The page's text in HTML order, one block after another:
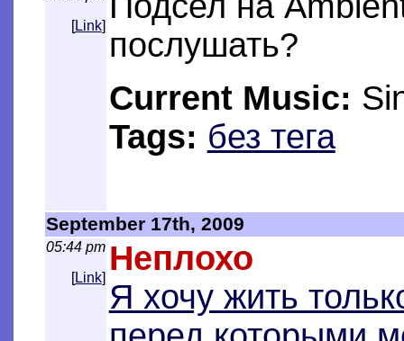
[Link]
послушать?
Current Music:
Tags: без тега
September 17th, 2009
05:44 pm
[Link]
Неплохо
Я хочу жить